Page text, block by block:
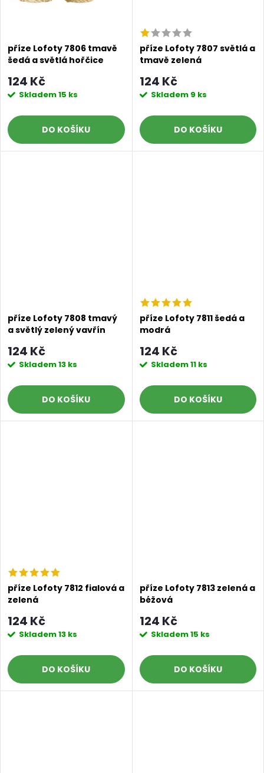
příze Lofoty 7806 tmavě
šedá a světlá hořčice
124 Kč
Skladem15 ks
DO KOŠÍKU
příze Lofoty 7807 světlá a
tmavě zelená
124 Kč
Skladem 9 ks
DO KOŠÍKU
příze Lofoty 7808 tmavý
a světlý zelený vavřín
124 Kč
Skladem13 ks
DO KOŠÍKU
příze Lofoty 7811 šedá a
modrá
124 Kč
Skladem11 ks
DO KOŠÍKU
příze Lofoty 7812 fialová a
zelená
124 Kč
Skladem13 ks
DO KOŠÍKU
příze Lofoty 7813 zelená a
béžová
124 Kč
Skladem15 ks
DO KOŠÍKU